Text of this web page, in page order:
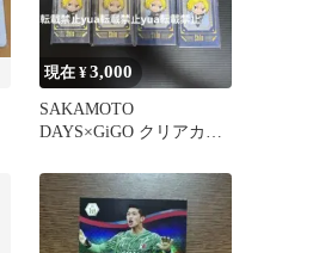
現在 ¥3,000
SAKAMOTO
DAYS×GiGO クリアカー
ラ 68枚